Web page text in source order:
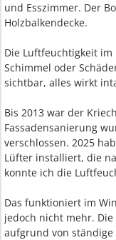
und Esszimmer. Der
Holzbalkendecke.
Die Luftfeuchtigkeit im
Schimmel oder
sichtbar, alles wirkt
Bis 2013 war der
Fassadensanierung
verschlossen. 2025
Lüfter installiert, die
konnte ich die
Das funktioniert im
jedoch nicht mehr.
aufgrund von ständige